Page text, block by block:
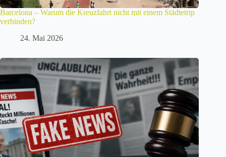
Barcelona – Warum die Kreuzfahrt nicht mit einem Städtetrip
verbinden?
24. Mai 2026